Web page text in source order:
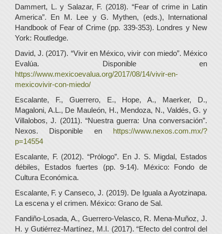
Dammert, L. y Salazar, F. (2018). “Fear of crime in Latin
America”. En M. Lee y G. Mythen, (eds.), International
Handbook of Fear of Crime (pp. 339-353). Londres y New
York: Routledge.
David, J. (2017). “Vivir en México, vivir con miedo”. México
Evalúa. Disponible en
https://www.mexicoevalua.org/2017/08/14/vivir-en-
mexicovivir-con-miedo/
Escalante, F., Guerrero, E., Hope, A., Maerker, D.,
Magaloni, A.L., De Mauleón, H., Mendoza, N., Valdés, G. y
Villalobos, J. (2011). “Nuestra guerra: Una conversación”.
Nexos. Disponible en https://www.nexos.com.mx/?
p=14554
Escalante, F. (2012). “Prólogo”. En J. S. Migdal, Estados
débiles, Estados fuertes (pp. 9-14). México: Fondo de
Cultura Económica.
Escalante, F. y Canseco, J. (2019). De Iguala a Ayotzinapa.
La escena y el crimen. México: Grano de Sal.
Fandiño-Losada, A., Guerrero-Velasco, R. Mena-Muñoz, J.
H. y Gutiérrez-Martínez, M.I. (2017). “Efecto del control del